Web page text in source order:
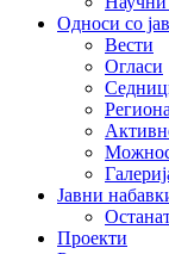
Односи со
Вести
Огласи
Јавни
Проекти